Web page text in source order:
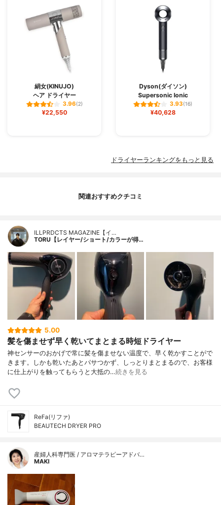
絹女(KINUJO)
ヘア ドライヤー
3.96(2)
¥22,550
Dyson(ダイソン)
Supersonic Ionic
3.93(16)
¥40,628
ドライヤーランキングをもっと見る
関連おすすめクチコミ
ILLPRDCTS MAGAZINE【イ…
TORU【レイヤー/ショート/カラーが得…
5.00
髪を傷ませず早く乾いてまとまる時短ドライヤー
神センサーのおかげで常に髪を傷ませない温度で、早く乾かすことがで
きます。しかも乾いたあとパサつかず、しっとりまとまるので、お客様
に仕上がりを触ってもらうと大抵の…続きを見る
ReFa(リファ)
BEAUTECH DRYER PRO
産婦人科専門医 / アロマテラピーアドバ…
MAKI